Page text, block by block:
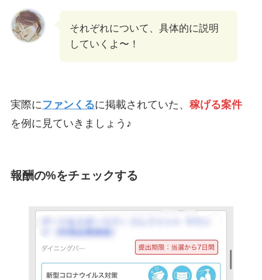
それぞれについて、具体的に説明
していくよ〜！
実際にファンくるに掲載されていた、 稼げる案件
を例に見ていきましょう♪
報酬の%をチェックする